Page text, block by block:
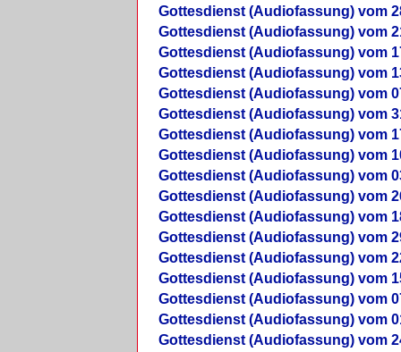
Gottesdienst (Audiofassung) vom
Gottesdienst (Audiofassung) vom
Gottesdienst (Audiofassung) vom
Gottesdienst (Audiofassung) vom
Gottesdienst (Audiofassung) vom
Gottesdienst (Audiofassung) vom
Gottesdienst (Audiofassung) vom
Gottesdienst (Audiofassung) vom
Gottesdienst (Audiofassung) vom
Gottesdienst (Audiofassung) vom
Gottesdienst (Audiofassung) vom
Gottesdienst (Audiofassung) vom
Gottesdienst (Audiofassung) vom
Gottesdienst (Audiofassung) vom
Gottesdienst (Audiofassung) vom
Gottesdienst (Audiofassung) vom
Gottesdienst (Audiofassung) vom